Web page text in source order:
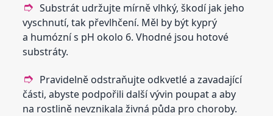
Substrát udržujte mírně vlhký, škodí jak jeho
vyschnutí, tak převlhčení. Měl by být kyprý
a humózní s pH okolo 6. Vhodné jsou hotové
substráty.
Pravidelně odstraňujte odkvetlé a zavadající
části, abyste podpořili další vývin poupat a aby
na rostlině nevznikala živná půda pro choroby.